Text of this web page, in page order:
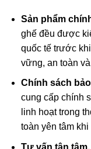
Sản phẩm
ghế đều được
quốc tế trước
vững, an toàn
Chính sách
cung cấp chính
linh hoạt trong
toàn yên tâm khi
Tư vấn tận